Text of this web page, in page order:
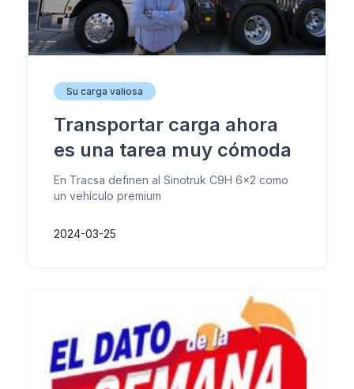
Su carga valiosa
Transportar carga ahora
es una tarea muy cómoda
En Tracsa definen al Sinotruk C9H 6x2 como
un vehículo premium
2024-03-25